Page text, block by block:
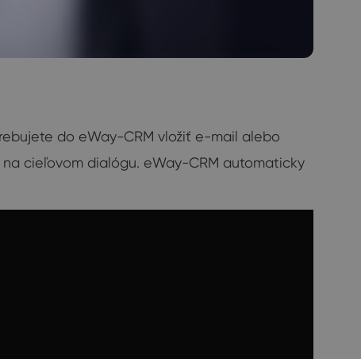
do eWay-CRM vložiť e-mail alebo
cieľovom dialógu. eWay-CRM automaticky